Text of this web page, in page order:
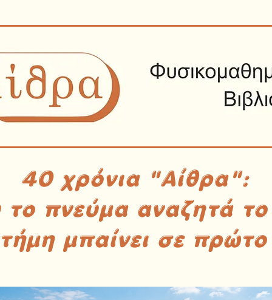
40 χρόνια "Αίθρα":
το πνεύμα αναζητά
μπαίνει σε